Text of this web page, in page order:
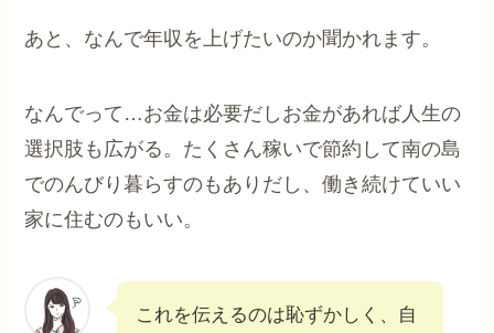
あと、なんで年収を上げたいのか聞かれます。
なんでって…お金は必要だしお金があれば人生の
選択肢も広がる。たくさん稼いで節約して南の島
でのんびり暮らすのもありだし、働き続けていい
家に住むのもいい。
これを伝えるのは恥ずかしく、自